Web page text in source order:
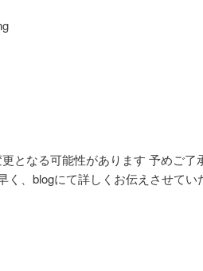
となる可能性があります 予めご了
く、blogにて詳しくお伝えさせてい